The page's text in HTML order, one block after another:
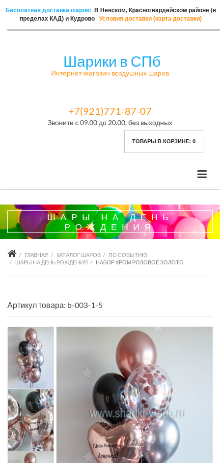
Бесплатная доставка шаров:
В Невском, Красногвардейском районе (в
пределах КАД) и Кудрово
Условия доставки (карта доставки)
Шарики в СПб
Интернет-магазин воздушных шаров
+7(921)771-87-07
Звоните с 09.00 до 20.00, без выходных
ТОВАРЫ В КОРЗИНЕ: 0
ШАРЫ НА ДЕНЬ
РОЖДЕНИЯ
ГЛАВНАЯ КАТАЛОГ ШАРОВ
ПО СОБЫТИЮ
ШАРЫ НА ДЕНЬ РОЖДЕНИЯ
НАБОР ХРОМ РОЗОВОЕ ЗОЛОТО
Артикул товара: b-003-1-5